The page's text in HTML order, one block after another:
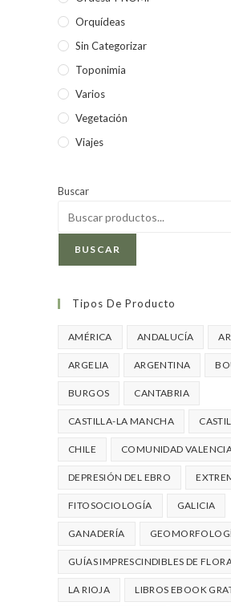
Orquídeas
Sin Categorizar
Toponimia
Varios
Vegetación
Viajes
Buscar
BUSCAR
Tipos De Producto
AMÉRICA ANDALUCÍA
ARGELIA ARGENTINA
BURGOS CANTABRIA
CASTILLA-LA MANCHA
CHILE COMUNIDAD
DEPRESIÓN DEL EBRO
FITOSOCIOLOGÍA GALICIA
GANADERÍA
GUÍAS IMPRESCINDIBLES DE
LA RIOJA LIBROS EBOOK